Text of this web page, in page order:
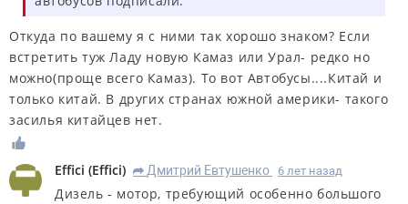
Откуда по вашему я с ними так хорошо знаком? Если
встретить туж Ладу новую Камаз или Урал- редко но
можно(проще всего Камаз). То вот Автобусы....Китай и
только китай. В других странах южной америки- такого
засилья китайцев нет.
Effici (Effici) R Дмитрий Евтушенко 6 лет назад
Дизель - мотор, требующий особенно большого